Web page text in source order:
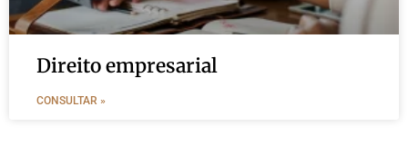
Direito empresarial
CONSULTAR »